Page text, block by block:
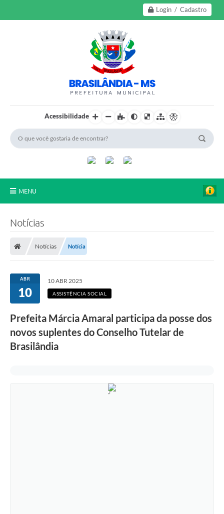
Login / Cadastro
Acessibilidade
MENU
Transparência
Câmara Municipal
e-SIC
Tributação
Notícias
Notícias Notícia
ABR
10
10 ABR 2025
ASSISTÊNCIA SOCIAL
Prefeita Márcia Amaral participa da posse dos
novos suplentes do Conselho Tutelar de
Brasilândia